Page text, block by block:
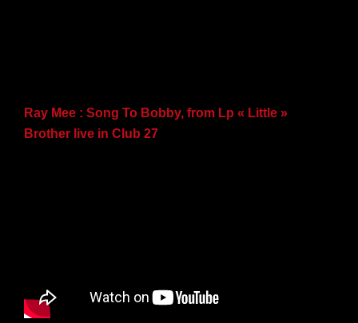
Ray Mee : Song To Bobby, from Lp « Little »
Brother live in Club 27